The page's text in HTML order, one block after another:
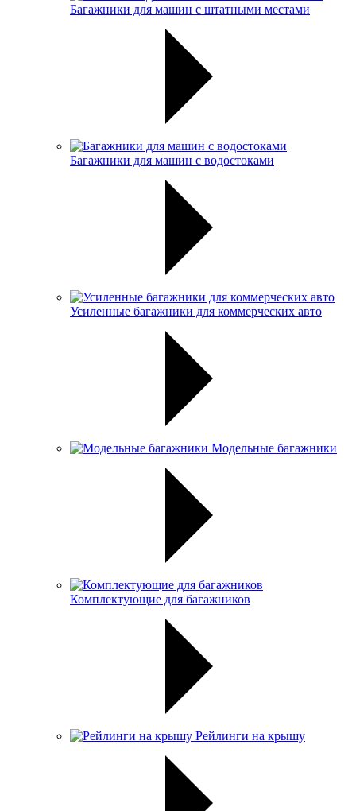
Багажники для машин с штатными местами
Багажники для машин с водостоками
Усиленные багажники для коммерческих авто
Модельные багажники
Комплектующие для багажников
Рейлинги на крышу